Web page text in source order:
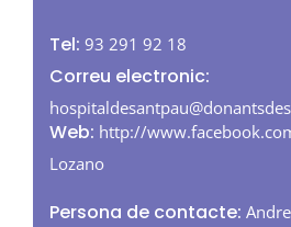
Tel: 93 291 92 18
Correu electronic:
Web: http://
Lozano
Persona de contacte: